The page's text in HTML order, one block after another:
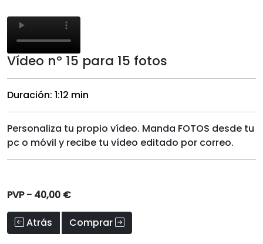
Vídeo nº 15 para 15 fotos
Duración: 1:12 min
Personaliza tu propio vídeo. Manda FOTOS desde tu
pc o móvil y recibe tu vídeo editado por correo.
PVP - 40,00 €
Atrás Comprar